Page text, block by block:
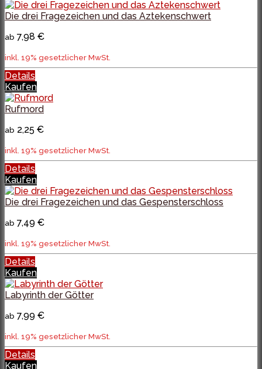
Die drei Fragezeichen und das Aztekenschwert
ab 7,98 €
inkl. 19% gesetzlicher MwSt.
Details
Kaufen
Rufmord
ab 2,25 €
inkl. 19% gesetzlicher MwSt.
Details
Kaufen
Die drei Fragezeichen und das Gespensterschloss
ab 7,49 €
inkl. 19% gesetzlicher MwSt.
Details
Kaufen
Labyrinth der Götter
ab 7,99 €
inkl. 19% gesetzlicher MwSt.
Details
Kaufen